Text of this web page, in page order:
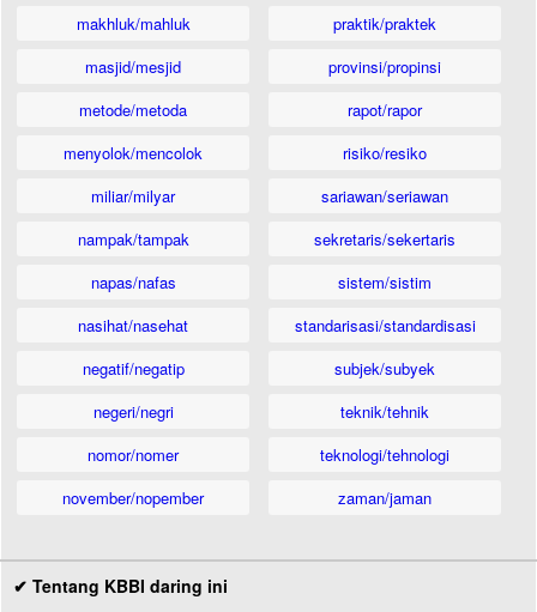
makhluk/mahluk
masjid/mesjid
metode/metoda
menyolok/mencolok
miliar/milyar
nampak/tampak
napas/nafas
nasihat/nasehat
negatif/negatip
negeri/negri
nomor/nomer
november/nopember
praktik/praktek
provinsi/propinsi
rapot/rapor
risiko/resiko
sariawan/seriawan
sekretaris/sekertaris
sistem/sistim
standarisasi/standardisasi
subjek/subyek
teknik/tehnik
teknologi/tehnologi
zaman/jaman
✔ Tentang KBBI daring ini